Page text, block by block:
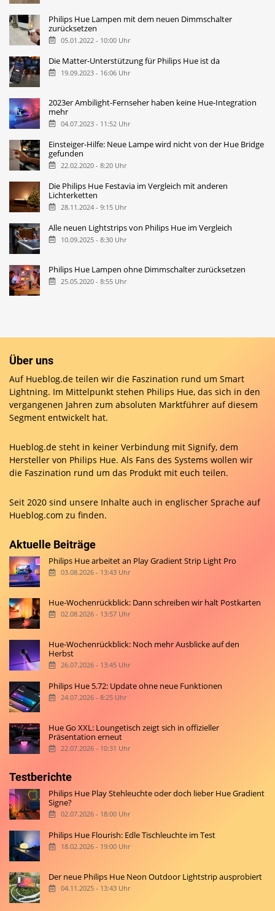
Philips Hue Lampen mit dem neuen Dimmschalter
zurücksetzen
05.01.2022 - 10:00 Uhr
Die Matter-Unterstützung für Philips Hue ist da
19.09.2023 - 16:06 Uhr
2023er Ambilight-Fernseher haben keine Hue-Integration
mehr
04.07.2023 - 11:52 Uhr
Einsteiger-Hilfe: Neue Lampe wird nicht von der Hue Bridge
gefunden
22.02.2020 - 8:20 Uhr
Die Philips Hue Festavia im Vergleich mit anderen
Lichterketten
28.11.2024 - 9:15 Uhr
Alle neuen Lightstrips von Philips Hue im Vergleich
10.09.2025 - 8:30 Uhr
Philips Hue Lampen ohne Dimmschalter zurücksetzen
25.05.2020 - 8:55 Uhr
Über uns
Auf Hueblog.de teilen wir die Faszination rund um Smart
Lightning. Im Mittelpunkt stehen Philips Hue, das sich in den
vergangenen Jahren zum absoluten Marktführer auf diesem
Segment entwickelt hat.
Hueblog.de steht in keiner Verbindung mit Signify, dem
Hersteller von Philips Hue. Als Fans des Systems wollen wir
die Faszination rund um das Produkt mit euch teilen.
Seit 2020 sind unsere Inhalte auch in englischer Sprache auf
Hueblog.com zu finden.
Aktuelle Beiträge
Philips Hue arbeitet an Play Gradient Strip Light Pro
03.08.2026 - 13:43 Uhr
Hue-Wochenrückblick: Dann schreiben wir halt Postkarten
02.08.2026 - 13:57 Uhr
Hue-Wochenrückblick: Noch mehr Ausblicke auf den
Herbst
26.07.2026 - 13:45 Uhr
Philips Hue 5.72: Update ohne neue Funktionen
24.07.2026 - 8:25 Uhr
Hue Go XXL: Loungetisch zeigt sich in offizieller
Präsentation erneut
22.07.2026 - 10:31 Uhr
Testberichte
Philips Hue Play Stehleuchte oder doch lieber Hue Gradient
Signe?
02.07.2026 - 18:00 Uhr
Philips Hue Flourish: Edle Tischleuchte im Test
18.02.2026 - 19:00 Uhr
Der neue Philips Hue Neon Outdoor Lightstrip ausprobiert
04.11.2025 - 13:43 Uhr